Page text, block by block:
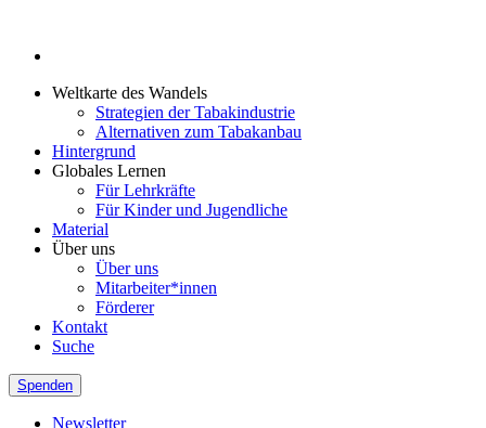
Weltkarte des Wandels
Strategien der Tabakindustrie
Alternativen zum Tabakanbau
Hintergrund
Globales Lernen
Für Lehrkräfte
Für Kinder und Jugendliche
Material
Über uns
Über uns
Mitarbeiter*innen
Förderer
Kontakt
Suche
Spenden
Newsletter